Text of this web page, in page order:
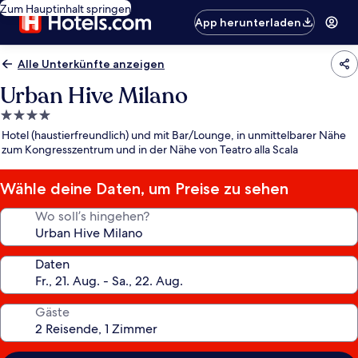
Zum Hauptinhalt springen
App herunterladen
Alle Unterkünfte anzeigen
Urban Hive Milano
4.0-
Sterne-
Unterkunft
Hotel (haustierfreundlich) und mit Bar/Lounge, in unmittelbarer Nähe
zum Kongresszentrum und in der Nähe von Teatro alla Scala
Wähle deine Daten, um Preise zu sehen
Wo soll’s hingehen?
Daten
Gäste